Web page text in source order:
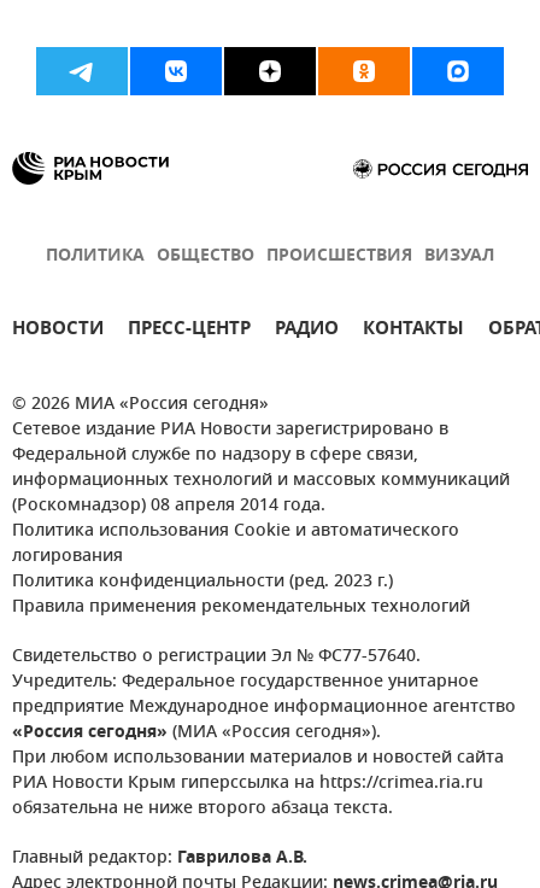
ПОЛИТИКА ОБЩЕСТВО ПРОИСШЕСТВИЯ ВИЗУАЛ
НОВОСТИ ПРЕСС-ЦЕНТР РАДИО КОНТАКТЫ
© 2026 МИА «Россия сегодня»
Сетевое издание РИА Новости зарегистрировано в
Федеральной службе по надзору в сфере связи,
информационных технологий и массовых коммуникаций
(Роскомнадзор) 08 апреля 2014 года.
Политика использования Cookie и автоматического
логирования
Политика конфиденциальности (ред. 2023 г.)
Правила применения рекомендательных технологий
Свидетельство о регистрации Эл № ФС77-57640.
Учредитель: Федеральное государственное унитарное
предприятие Международное информационное агентство
«Россия сегодня» (МИА «Россия сегодня»).
При любом использовании материалов и новостей сайта
РИА Новости Крым гиперссылка на https://crimea.ria.ru
обязательна не ниже второго абзаца текста.
Главный редактор: Гаврилова А.В.